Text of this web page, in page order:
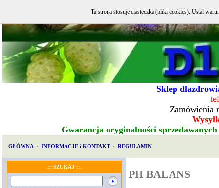
Sklep
Zamówienia
Gwarancja oryginalności
GŁÓWNA · INFORMACJE i KONTAKT · REGULAMIN
.:: SZUKAJ ::.
PH BALANS
Ta strona stosuje ciasteczka (pliki cookies). Ustal